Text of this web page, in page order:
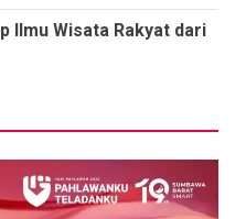
Ilmu Wisata Rakyat dari